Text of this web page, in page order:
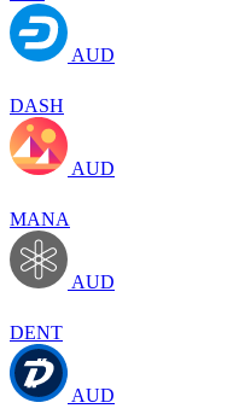
AUD
DASH
AUD
MANA
AUD
DENT
AUD